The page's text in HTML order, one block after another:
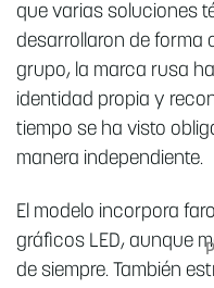
que varias soluciones
desarrollaron de forma
grupo, la marca rusa
identidad propia y
tiempo se ha visto
manera independiente.
El modelo incorpora
gráficos LED, aunque
de siempre. También